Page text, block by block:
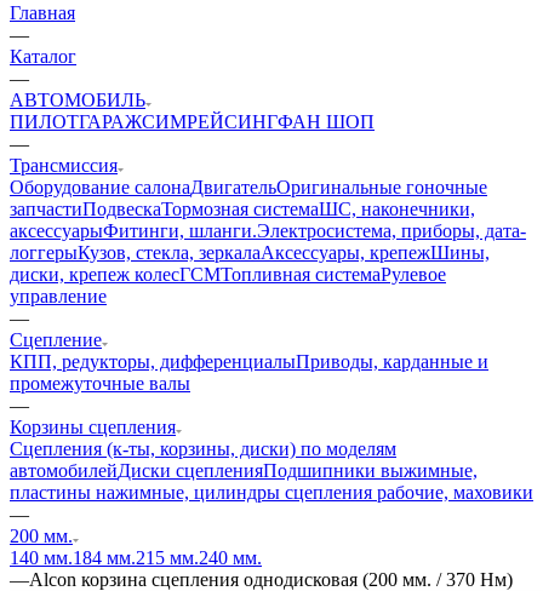
Главная
—
Каталог
—
АВТОМОБИЛЬ
ПИЛОТГАРАЖСИМРЕЙСИНГФАН ШОП
—
Трансмиссия
Оборудование салонаДвигательОригинальные гоночные
запчастиПодвескаТормозная системаШС, наконечники,
аксессуарыФитинги, шланги.Электросистема, приборы, дата-
логгерыКузов, стекла, зеркалаАксессуары, крепежШины,
диски, крепеж колесГСМТопливная системаРулевое
управление
—
Сцепление
КПП, редукторы, дифференциалыПриводы, карданные и
промежуточные валы
—
Корзины сцепления
Сцепления (к-ты, корзины, диски) по моделям
автомобилейДиски сцепленияПодшипники выжимные,
пластины нажимные, цилиндры сцепления рабочие, маховики
—
200 мм.
140 мм.184 мм.215 мм.240 мм.
—Alcon корзина сцепления однодисковая (200 мм. / 370 Нм)